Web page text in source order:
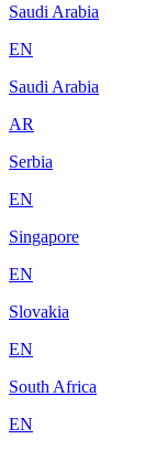
Saudi Arabia
EN
Saudi Arabia
AR
Serbia
EN
Singapore
EN
Slovakia
EN
South Africa
EN